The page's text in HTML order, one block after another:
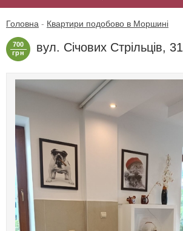
Головна - Квартири подобово в Моршині
700
грн
вул. Січових Стрільців, 31